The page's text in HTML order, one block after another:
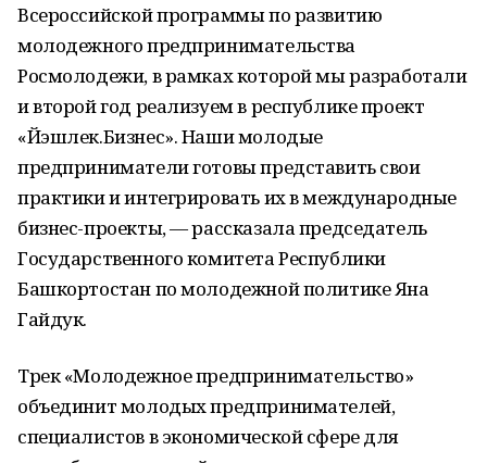
Всероссийской программы по развитию
молодежного предпринимательства
Росмолодежи, в рамках которой мы разработали
и второй год реализуем в республике проект
«Йэшлек.Бизнес». Наши молодые
предприниматели готовы представить свои
практики и интегрировать их в международные
бизнес-проекты, — рассказала председатель
Государственного комитета Республики
Башкортостан по молодежной политике Яна
Гайдук.
Трек «Молодежное предпринимательство»
объединит молодых предпринимателей,
специалистов в экономической сфере для